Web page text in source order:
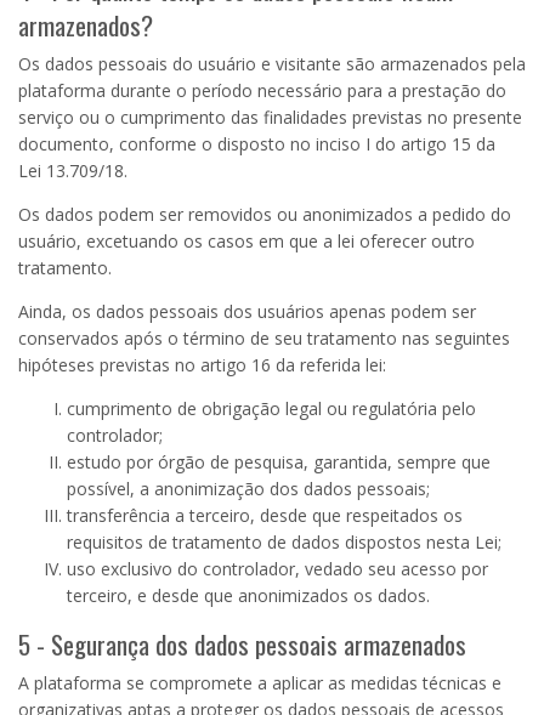
armazenados?
Os dados pessoais do usuário e visitante são armazenados pela
plataforma durante o período necessário para a prestação do
serviço ou o cumprimento das finalidades previstas no presente
documento, conforme o disposto no inciso I do artigo 15 da
Lei 13.709/18.
Os dados podem ser removidos ou anonimizados a pedido do
usuário, excetuando os casos em que a lei oferecer outro
tratamento.
Ainda, os dados pessoais dos usuários apenas podem ser
conservados após o término de seu tratamento nas seguintes
hipóteses previstas no artigo 16 da referida lei:
cumprimento de obrigação legal ou regulatória pelo
controlador;
estudo por órgão de pesquisa, garantida, sempre que
possível, a anonimização dos dados pessoais;
transferência a terceiro, desde que respeitados os
requisitos de tratamento de dados dispostos nesta Lei;
uso exclusivo do controlador, vedado seu acesso por
terceiro, e desde que anonimizados os dados.
5 - Segurança dos dados pessoais armazenados
A plataforma se compromete a aplicar as medidas técnicas e
organizativas aptas a proteger os dados pessoais de acessos